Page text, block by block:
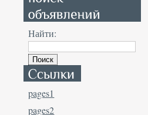
Найти:
pages1
pages2